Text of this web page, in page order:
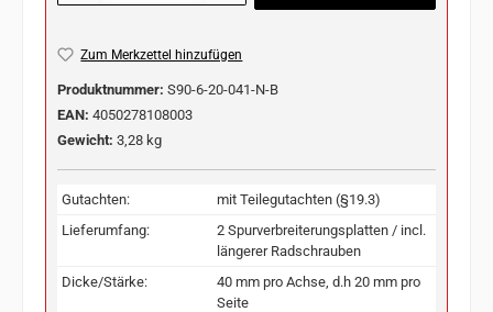
Zum Merkzettel hinzufügen
Produktnummer: S90-6-20-041-N-B
EAN: 4050278108003
Gewicht: 3,28 kg
Gutachten:
mit Teilegutachten (§19.3)
Lieferumfang:
2 Spurverbreiterungsplatten / incl.
längerer Radschrauben
Dicke/Stärke:
40 mm pro Achse, d.h 20 mm pro
Seite